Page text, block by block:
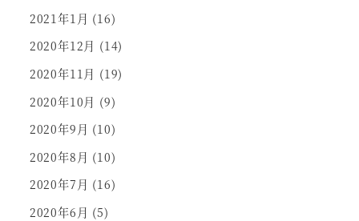
2021年1月 (16)
2020年12月 (14)
2020年11月 (19)
2020年10月 (9)
2020年9月 (10)
2020年8月 (10)
2020年7月 (16)
2020年6月 (5)